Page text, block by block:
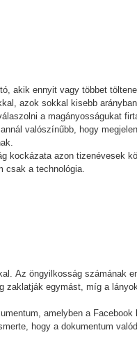
akik ennyit vagy többet
azok sokkal kisebb
a magányosságukat
valószínűbb, hogy
kockázata azon tizenévesek
csak a technológia.
Az öngyilkosság számának
zaklatják egymást, míg a
amelyben a
hogy a dokumentum